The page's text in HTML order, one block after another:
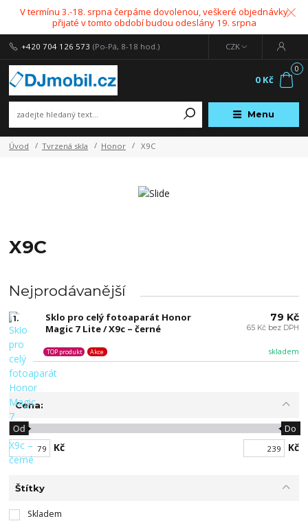
V termínu 3.-18. srpna čerpáme dovolenou, veškeré objednávky
přijaté v tomto období budou odeslány 19. srpna
Menu
CZK
+420 704 126 573 (Po-Pá, 8-18 hod.)
0
0 Kč
Úvod Tvrzená skla Honor X9C
X9C
Nejprodávanější
1.
Sklo pro celý fotoaparát Honor
Magic 7 Lite / X9c – černé
skladem
TOP produkt Akce
79 Kč
65 Kč bez DPH
Cena:
Kč
Od Do
Kč
Štítky
Skladem